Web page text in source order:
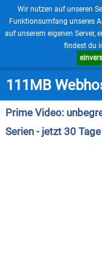
Wir nutzen auf unseren
Funktionsumfang unseres
auf unserem eigenen Server,
findest du
111MB
Prime Video:
Serien - jetzt 30